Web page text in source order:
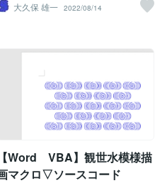
= 10 'ポリライン描画
倍率 ' Const SIXHCOLS = 7
= 2 '線の太さ '----------------
---- Dim Ip As Integer, Jp As Integer
Dim Kp As Integer, Lp As Integer Dim i
ntDxp As Integer, intDyp As Integer Di
m intMxp As Integer, intMyp As Integer
Dim sngBas(9, 1), sngDat(9, 1) As Single
Dim sngTmp(1, 9, 1) As Single, db
大久保 雄一 2022/08/14
【Word VBA】観世水模様描
マクロ▽ソースコード